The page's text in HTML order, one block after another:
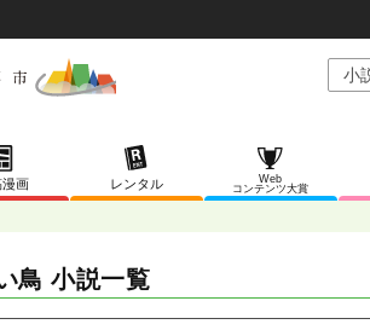
画 レンタル
Web
コンテンツ大賞
鳥 小説一覧